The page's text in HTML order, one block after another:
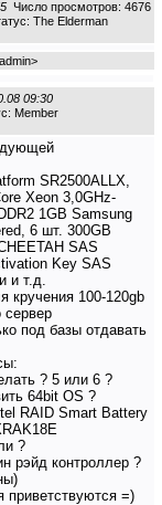
Число просмотров: 4676
The Elderman
>
09:30
Member
SR2500ALLX,
Xeon 3,0GHz-
1GB Samsung
6 шт. 300GB
SAS
Key SAS
и т.д.
кручения 100-120gb
сервер
под базы отдавать
? 5 или 6 ?
64bit OS ?
RAID Smart Battery
?
рэйд контроллер ?
приветствуются =)